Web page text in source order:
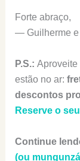
Forte abraço,
— Guilherme e
P.S.: Aproveite
estão no ar:
descontos
Reserve o
Continue
(ou